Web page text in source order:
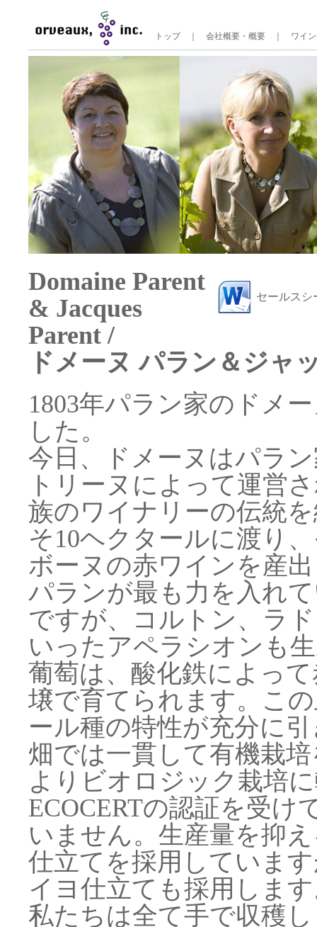
トップ｜ 会社概要・概要 ワイ
セールスシ
Domaine Parent
& Jacques
Parent /
ドメーヌ パラン＆ジャ
1803年パラン家のドメ
した。
今日、ドメーヌはパラ
トリーヌによって運営
族のワイナリーの伝統
そ10ヘクタールに渡り
ボーヌの赤ワインを産
パランが最も力を入れ
ですが、コルトン、ラ
いったアペラシオンも
葡萄は、酸化鉄によっ
壌で育てられます。こ
ール種の特性が充分に
畑では一貫して有機栽
よりビオロジック栽培
ECOCERTの認証を受け
いません。生産量を抑
仕立てを採用していま
イヨ仕立ても採用しま
私たちは全て手で収穫